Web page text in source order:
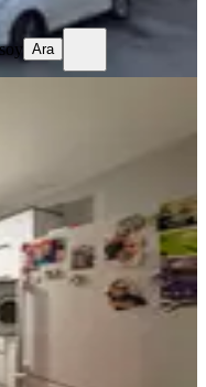
Ara
·04.08.2026